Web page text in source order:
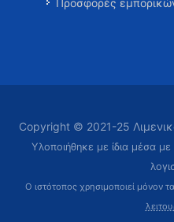
Προσφορές
Copyright © 2021-25
Υλοποιήθηκε με ίδια μέσα
Ο ιστότοπος χρησιμοποιεί μόνον